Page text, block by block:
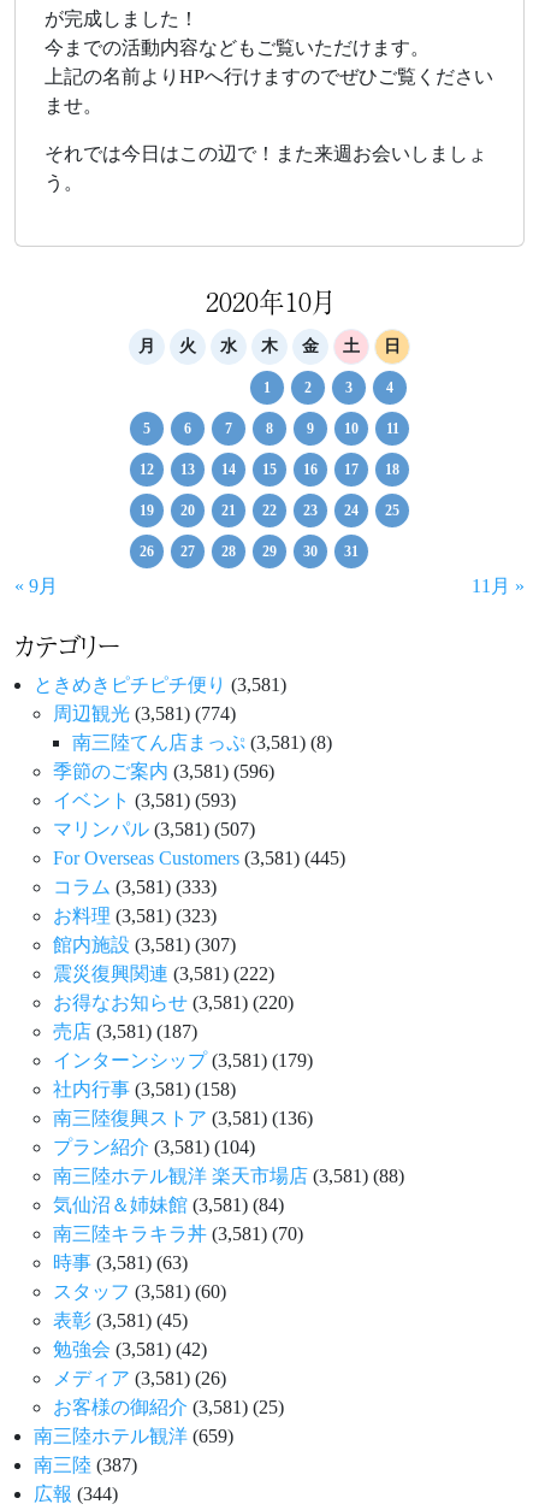
が完成しました！
今までの活動内容などもご覧いただけます。
上記の名前よりHPへ行けますのでぜひご覧ください
ませ。
それでは今日はこの辺で！また来週お会いしましょ
う。
2020年10月
月 火 水 木 金 土 日
1 2 3 4
5 6 7 8 9 10 11
12 13 14 15 16 17 18
19 20 21 22 23 24 25
26 27 28 29 30 31
« 9月 11月 »
カテゴリー
ときめきピチピチ便り (3,581)
周辺観光 (3,581) (774)
南三陸てん店まっぷ (3,581) (8)
季節のご案内 (3,581) (596)
イベント (3,581) (593)
マリンパル (3,581) (507)
For Overseas Customers (3,581) (445)
コラム (3,581) (333)
お料理 (3,581) (323)
館内施設 (3,581) (307)
震災復興関連 (3,581) (222)
お得なお知らせ (3,581) (220)
売店 (3,581) (187)
インターンシップ(3,581) (179)
社内行事 (3,581) (158)
南三陸復興ストア (3,581) (136)
プラン紹介 (3,581) (104)
南三陸ホテル観洋 楽天市場店 (3,581) (88)
気仙沼＆姉妹館 (3,581) (84)
南三陸キラキラ丼 (3,581) (70)
時事 (3,581) (63)
スタッフ (3,581) (60)
表彰 (3,581) (45)
勉強会 (3,581) (42)
メディア (3,581) (26)
お客様の御紹介 (3,581) (25)
南三陸ホテル観洋 (659)
南三陸 (387)
広報 (344)